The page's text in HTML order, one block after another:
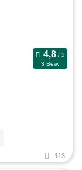
3 Bew.
113